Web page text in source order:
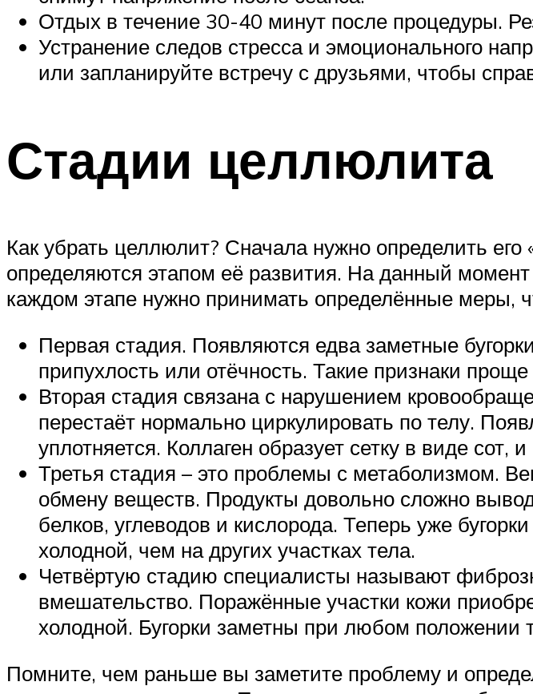
Отдых в течение 30-40 минут после процедуры.
Устранение следов стресса и эмоционального
или запланируйте встречу с друзьями, чтобы
Стадии целлюлита
Как убрать целлюлит? Сначала нужно определить
определяются этапом её развития. На данный
каждом этапе нужно принимать определённые меры,
Первая стадия. Появляются едва заметные
припухлость или отёчность. Такие признаки
Вторая стадия связана с нарушением
перестаёт нормально циркулировать по телу.
уплотняется. Коллаген образует сетку в виде
Третья стадия – это проблемы с метаболизмом.
обмену веществ. Продукты довольно сложно
белков, углеводов и кислорода. Теперь уже
холодной, чем на других участках тела.
Четвёртую стадию специалисты называют
вмешательство. Поражённые участки кожи
холодной. Бугорки заметны при любом положении
Помните, чем раньше вы заметите проблему и